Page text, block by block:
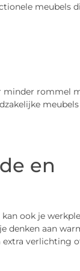
meubels
rommel
en
ook je
denken aan
verlichting